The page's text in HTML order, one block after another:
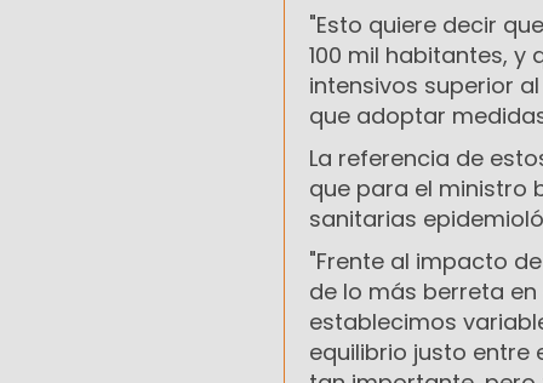
"Esto quiere decir
100 mil habitantes,
intensivos superior
que adoptar
La referencia de
que para el ministro
sanitarias
"Frente al impacto
de lo más berreta
establecimos
equilibrio justo entre